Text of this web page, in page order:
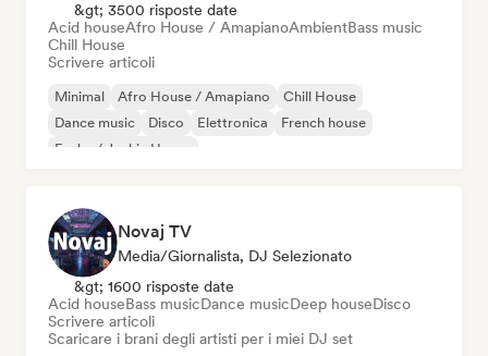
&gt; 3500 risposte date
Acid houseAfro House / AmapianoAmbientBass music
Chill House
Scrivere articoli
Minimal Afro House / Amapiano
Chill House
Dance music
Disco Elettronica
French house
Funky / Jackin House
Novaj TV
Media/Giornalista, DJ Selezionato
&gt; 1600 risposte date
Acid houseBass musicDance musicDeep houseDisco
Scrivere articoli
Scaricare i brani degli artisti per i miei DJ set